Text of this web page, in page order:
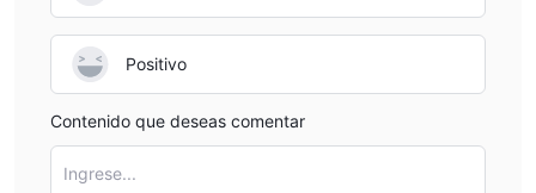
Positivo
Contenido que deseas comentar
Ingrese...